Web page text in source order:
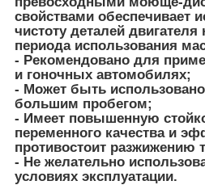
свойствами обеспечивает
чистоту деталей
периода использования
- Рекомендовано для
и гоночных автомобилях;
- Может быть
большим пробегом;
- Имеет повышенную
переменного качества и
противостоит разжижению
- Не желательно
условиях эксплуатации.